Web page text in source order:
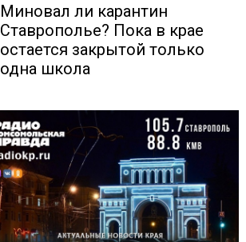
Миновал ли карантин
Ставрополье? Пока в крае
остается закрытой только
одна школа